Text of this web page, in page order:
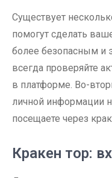
Существует
помогут сделать
более безопасным
всегда проверяйте
в платформе. Во-
личной информации
посещаете через
Кракен тор: